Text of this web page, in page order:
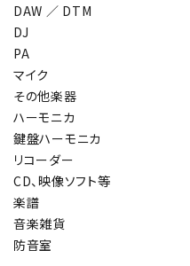
DAW ／ DTM
DJ
PA
マイク
その他楽器
ハーモニカ
鍵盤ハーモニカ
リコーダー
CD、映像ソフト等
楽譜
音楽雑貨
防音室